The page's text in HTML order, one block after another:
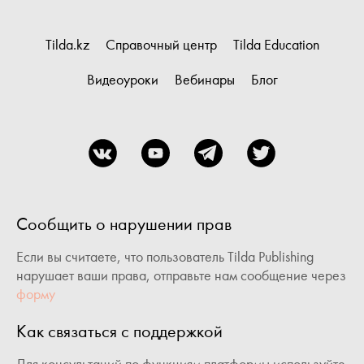
Tilda.kz Справочный центр Tilda Education
Видеоуроки Вебинары Блог
Сообщить о нарушении прав
Если вы считаете, что пользователь Tilda Publishing
нарушает ваши права, отправьте нам сообщение через
форму
Как связаться с поддержкой